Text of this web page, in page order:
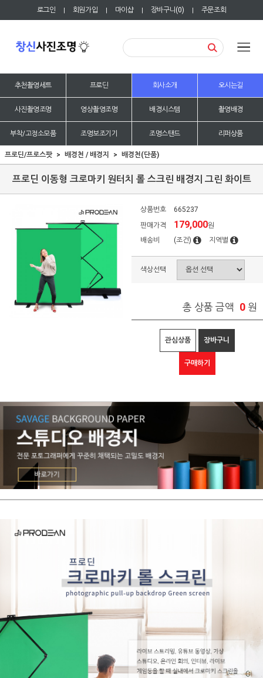
로그인 | 회원가입 | 마이샵 | 장바구니(0) | 주문조회
추천촬영세트 프로딘 회사소개 오시는길
사진촬영조명 영상촬영조명 배경시스템 촬영배경
부착/고정소모품 조명보조기기 조명스탠드 리퍼상품
프로딘/프로스팟 배경천 / 배경지 배경천(단품)
프로딘 이동형 크로마키 원터치 롤 스크린 배경지 그린 화이트
상품번호
665237
판매가격
179,000원
배송비
(조건) 지역별
색상선택
총 상품 금액 0 원
관심상품 장바구니
구매하기